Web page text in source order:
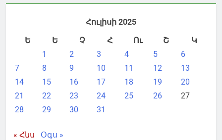
Հուլիսի 2025
Ե
Ե Չ Հ Ու Շ
Կ
1
2 3 4 5
6
7
8 9 10 11 12
13
14
15 16 17 18 19
20
21
22 23 24 25 26
27
28
29 30 31
« Հնս Օգս »